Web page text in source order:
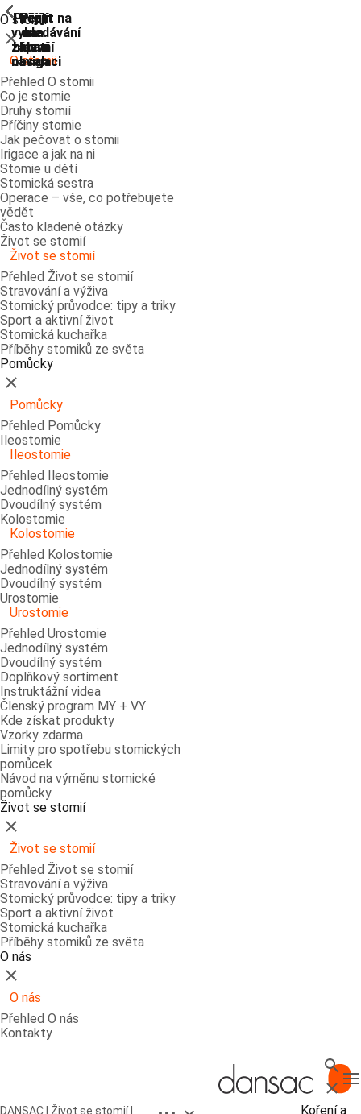
Přejít na
vyhledávání
Přejít
na
hlavní
navigaci
Přejít
na
hlavní
navigaci
Přejít
na
hlavní
obsah
Přejít
na
zápatí
O stomii
ShowPrevious
Zavřít
O stomii
Přehled O stomii
Co je stomie
Druhy stomií
Příčiny stomie
Jak pečovat o stomii
Irigace a jak na ni
Stomie u dětí
Stomická sestra
Operace – vše, co potřebujete
vědět
Často kladené otázky
Život se stomií
ShowPrevious
Život se stomií
Přehled Život se stomií
Stravování a výživa
Stomický průvodce: tipy a triky
Sport a aktivní život
Stomická kuchařka
Příběhy stomiků ze světa
Pomůcky
ShowPrevious
Zavřít
Pomůcky
Přehled Pomůcky
Ileostomie
ShowPrevious
Ileostomie
Přehled Ileostomie
Jednodílný systém
Dvoudílný systém
Kolostomie
ShowPrevious
Kolostomie
Přehled Kolostomie
Jednodílný systém
Dvoudílný systém
Urostomie
ShowPrevious
Urostomie
Přehled Urostomie
Jednodílný systém
Dvoudílný systém
Doplňkový sortiment
Instruktážní videa
Členský program MY + VY
Kde získat produkty
Vzorky zdarma
Limity pro spotřebu stomických
pomůcek
Návod na výměnu stomické
pomůcky
Život se stomií
ShowPrevious
Zavřít
Život se stomií
Přehled Život se stomií
Stravování a výživa
Stomický průvodce: tipy a triky
Sport a aktivní život
Stomická kuchařka
Příběhy stomiků ze světa
O nás
ShowPrevious
Zavřít
O nás
Přehled O nás
Kontakty
Hledat
Zavřít
DANSAC | Život se stomií |
Open breadcrumbs
Koření a